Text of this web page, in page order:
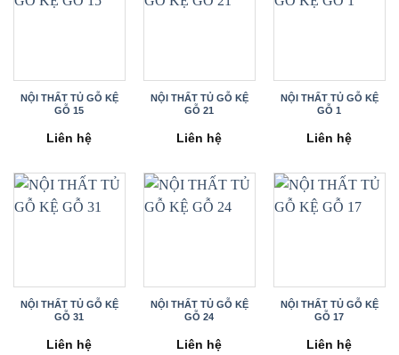
NỘI THẤT TỦ GỖ KỆ
GỖ 15
Liên hệ
NỘI THẤT TỦ GỖ KỆ
GỖ 21
Liên hệ
NỘI THẤT TỦ GỖ KỆ
GỖ 1
Liên hệ
NỘI THẤT TỦ GỖ KỆ
GỖ 31
Liên hệ
NỘI THẤT TỦ GỖ KỆ
GỖ 24
Liên hệ
NỘI THẤT TỦ GỖ KỆ
GỖ 17
Liên hệ